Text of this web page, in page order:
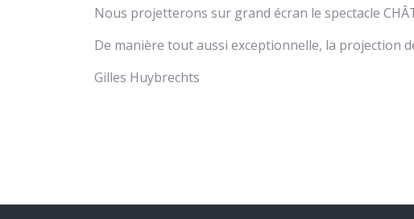
Nous projetterons sur grand écran le spectacle
De manière tout aussi exceptionnelle, la projection
Gilles Huybrechts